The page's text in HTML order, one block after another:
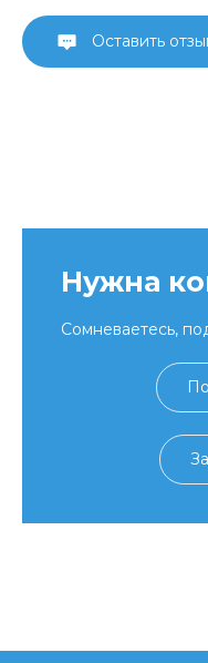
Оставить
Нужна
Сомневаетесь,